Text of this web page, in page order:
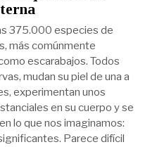
375.000 especies de
más comúnmente
escarabajos. Todos
mudan su piel de una a
experimentan unos
en su cuerpo y se
lo que nos imaginamos:
Parece difícil